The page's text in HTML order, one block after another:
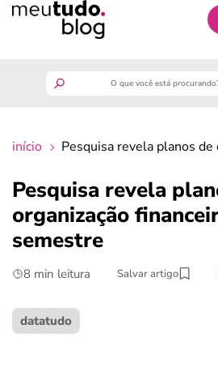
finanças
benefícios
últimas notícias
início Pesquisa revela planos
Pesquisa revela
organização
semestre
8 min leitura Salvar artigo
datatudo